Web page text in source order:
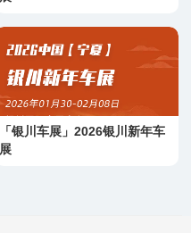
「银川车展」2026银川新年车
展